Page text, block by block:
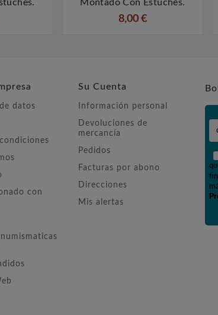
Montado Con Estuches.
8,00 €
datos
con
Su Cuenta
Información personal
Devoluciones de
mercancía
Pedidos
Facturas por abono
Direcciones
Mis alertas